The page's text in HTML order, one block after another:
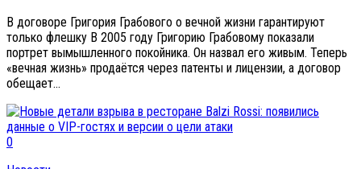
В договоре Григория Грабового о вечной жизни гарантируют
только флешку В 2005 году Григорию Грабовому показали
портрет вымышленного покойника. Он назвал его живым. Теперь
«вечная жизнь» продаётся через патенты и лицензии, а договор
обещает...
0